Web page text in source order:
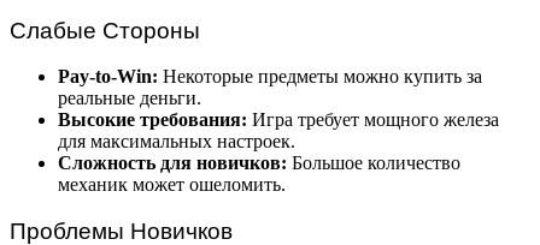
Слабые Стороны
Pay-to-Win: Некоторые предметы можно купить за
реальные деньги.
Высокие требования: Игра требует мощного железа
для максимальных настроек.
Сложность для новичков: Большое количество
механик может ошеломить.
Проблемы Новичков